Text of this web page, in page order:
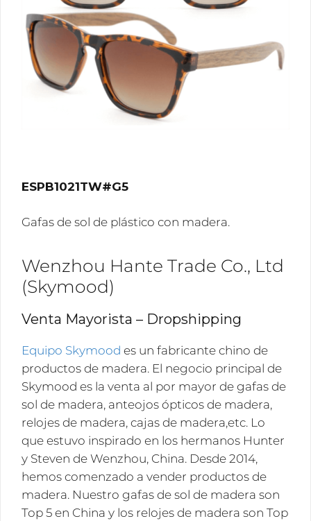
ESPB1021TW#G5
Gafas de sol de plástico con madera.
Wenzhou Hante Trade Co., Ltd
(Skymood)
Venta Mayorista – Dropshipping
Equipo Skymood es un fabricante chino de
productos de madera. El negocio principal de
Skymood es la venta al por mayor de gafas de
sol de madera, anteojos ópticos de madera,
relojes de madera, cajas de madera,etc. Lo
que estuvo inspirado en los hermanos Hunter
y Steven de Wenzhou, China. Desde 2014,
hemos comenzado a vender productos de
madera. Nuestro gafas de sol de madera son
Top 5 en China y los relojes de madera son Top
El propósito de esta página es explicar en detalle los
términos de uso del sitio español de Wenzhou Hante
Trade Co., Ltd. para evitar malentendidos. Antes de
visitar nuestro sitio web y usar las funciones del sitio
web, lea primero los términos y condiciones de
nuestro sitio web. Visite la página de inicio de
es.skymoodwood.com en sitios web de ordenadores,
sitios web móviles y sitios web de iPad. Esto significa
que acepta los términos y condiciones de uso de
estos sitios. Y usted ya acepta los términos y
condiciones de Wenzhou Hunter Trade Co., Ltd. Sin
embargo, si no está ...Read more